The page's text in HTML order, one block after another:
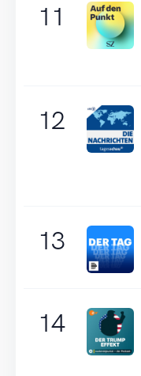
11
12
13
14